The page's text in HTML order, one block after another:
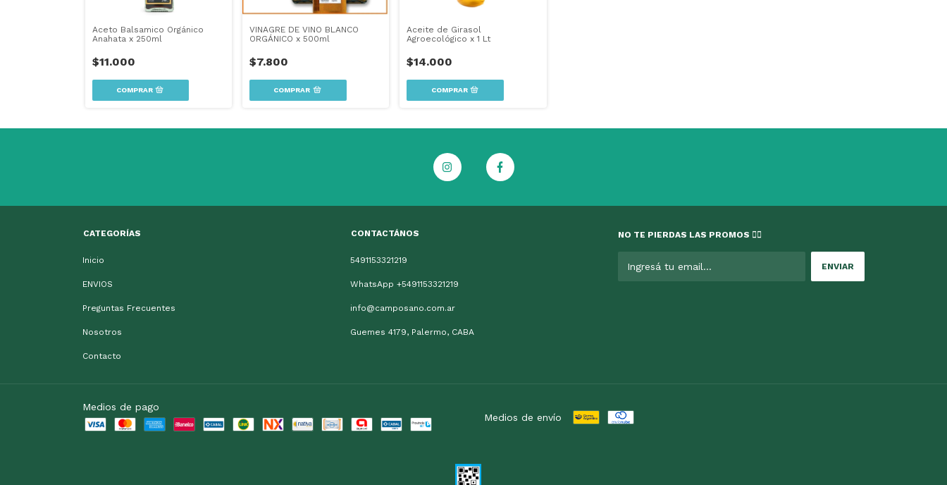
Aceto Balsamico Orgánico
Anahata x 250ml
$11.000
VINAGRE DE VINO BLANCO
ORGÁNICO x 500ml
$7.800
Aceite de Girasol
Agroecológico x 1 Lt
$14.000
CATEGORÍAS
Inicio
ENVIOS
Preguntas Frecuentes
Nosotros
Contacto
CONTACTÁNOS
5491153321219
WhatsApp +5491153321219
info@camposano.com.ar
Guemes 4179, Palermo, CABA
NO TE PIERDAS LAS PROMOS 👇🏻
Medios de pago
Medios de envío